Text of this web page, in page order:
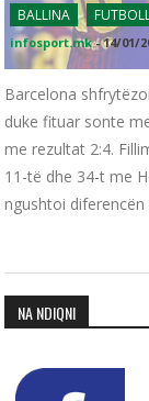
BALLINA
infosport.mk -14/01/
Barcelona
duke fituar sonte
me rezultat 2:4.
11-të dhe 34-t me
ngushtoi
NA NDIQNI